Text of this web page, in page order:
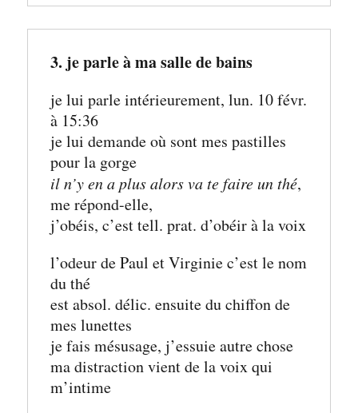
3. je parle à ma salle de bains
je lui parle intérieurement, lun. 10 févr.
à 15:36
je lui demande où sont mes pastilles
pour la gorge
il n’y en a plus alors va te faire un thé,
me répond-elle,
j’obéis, c’est tell. prat. d’obéir à la voix
l’odeur de Paul et Virginie c’est le nom
du thé
est absol. délic. ensuite du chiffon de
mes lunettes
je fais mésusage, j’essuie autre chose
ma distraction vient de la voix qui
m’intime